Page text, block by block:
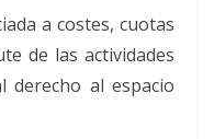
a costes, cuotas
de las actividades
derecho al espacio